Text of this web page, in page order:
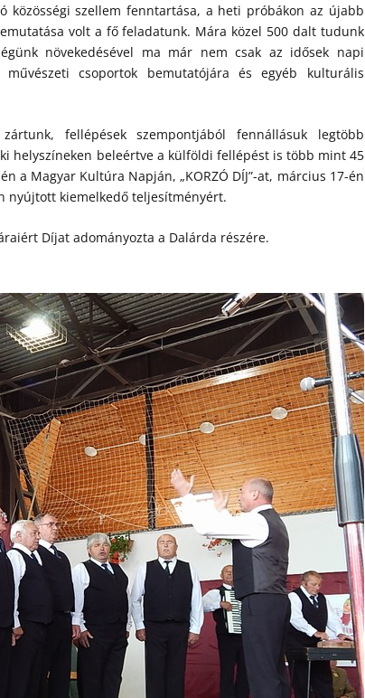
szellem fenntartása, a heti próbákon az újabb
volt a fő feladatunk. Mára közel 500 dalt tudunk
növekedésével ma már nem csak az idősek napi
művészeti csoportok bemutatójára és egyéb kulturális
fellépések szempontjából fennállásuk legtöbb
helyszíneken beleértve a külföldi fellépést is több mint 45
a Magyar Kultúra Napján, „KORZÓ DÍJ”-at, március 17-én
nyújtott kiemelkedő teljesítményért.
Díjat adományozta a Dalárda részére.